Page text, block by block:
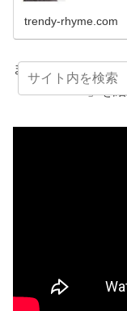
trendy-rhyme.com
また、2021年には
「UPSTART」を